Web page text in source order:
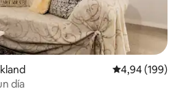
Calificación
4,94 (199)
día